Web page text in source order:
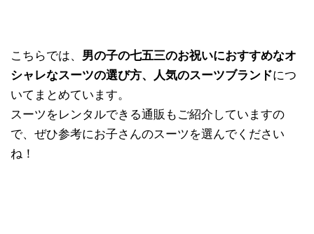
こちらでは、 男の子の七五三のお祝いにおすすめなオ
シャレなスーツの選び方、人気のスーツブランドにつ
いてまとめています。
スーツをレンタルできる通販もご紹介していますの
で、ぜひ参考にお子さんのスーツを選んでください
ね！